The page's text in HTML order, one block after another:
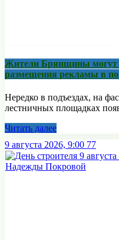
Жители Брянщины могут
размещения рекламы в
Нередко в подъездах, на
лестничных площадках
Читать далее
9 августа 2026, 9:00 77